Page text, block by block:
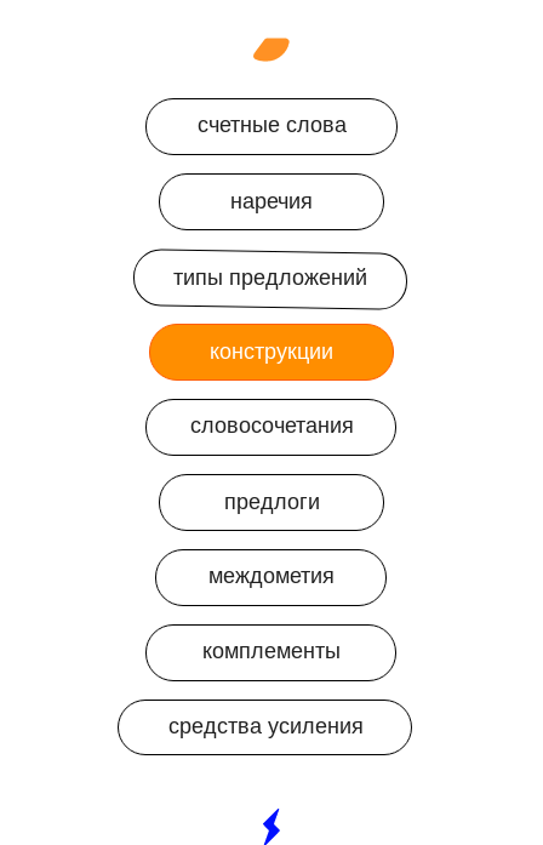
счетные слова
наречия
типы предложений
предлоги
словосочетания
комплементы
средства усиления
междометия
конструкции